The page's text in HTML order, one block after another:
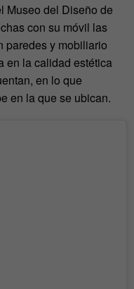
Museo del Diseño de
con su móvil las
paredes y mobiliario
en la calidad estética
en lo que
en la que se ubican.